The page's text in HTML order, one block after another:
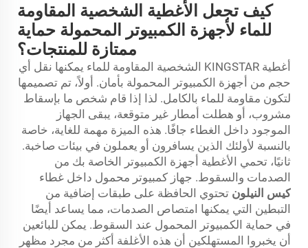
كيف تجعل الأغطية الشخصية المقاومة
للماء لأجهزة الكمبيوتر المحمولة حماية
ممتازة للمنتجات؟
أغطية KINGSTAR الشخصية المقاومة للماء يمكنها نقل أي
حجم من أجهزة الكمبيوتر المحمولة بأمان. أولاً، تم تصميمها
لتكون مقاومة للماء بالكامل. لذا إذا قام شخص ما بإسقاط
مشروب، أو هطلت أمطار غير متوقعة، يبقى الجهاز
الموجود داخل الغطاء جافًا. هذه الميزة مهمة للغاية، خاصة
بالنسبة لأولئك الذين يسافرون أو يعملون في بيئات صاخبة.
ثانيًا، تحمي الأغطية أجهزة الكمبيوتر الخاصة بك من
الصدمات والسقوط. جهاز كمبيوتر محمول داخل غطاء
كيس النيلون تحتوي الحافظة على طبقات إضافية من
التبطين التي يمكنها امتصاص الصدمات، مما يساعد أيضًا
في حماية الكمبيوتر المحمول عند السقوط. يمكن للبائعين
أن يخبروا المستهلكين أن هذه الأغلفة أكثر من مجرد مظهر